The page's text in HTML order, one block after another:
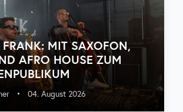
MIT SAXOFON,
AFRO HOUSE ZUM
• 04. August 2026